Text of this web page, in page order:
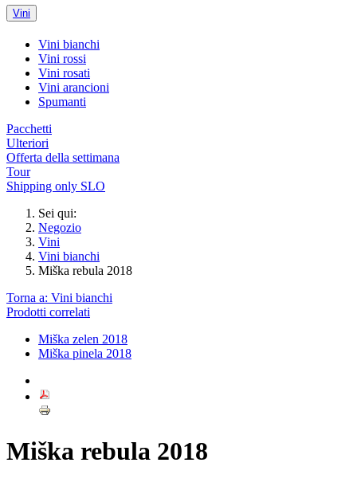
Vini
Vini bianchi
Vini rossi
Vini rosati
Vini arancioni
Spumanti
Pacchetti
Ulteriori
Offerta della settimana
Tour
Shipping only SLO
Sei qui:
Negozio
Vini
Vini bianchi
Miška rebula 2018
Torna a: Vini bianchi
Prodotti correlati
Miška zelen 2018
Miška pinela 2018
Miška rebula 2018